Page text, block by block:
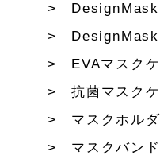
EVAマスク
抗菌マスク
マスクホル
マスクバンド